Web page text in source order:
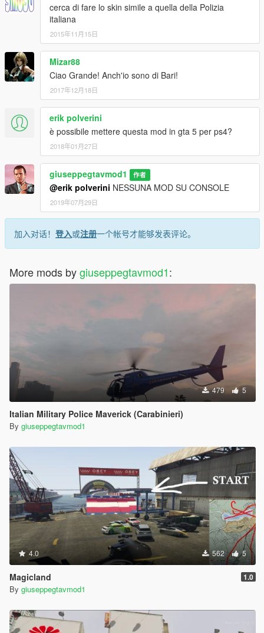
cerca di fare lo skin simile a quella della Polizia
italiana
2015年11月15日
Mizar88
Ciao Grande! Anch'io sono di Bari!
2017年12月18日
erik polverini
è possibile mettere questa mod in gta 5 per ps4?
2018年01月27日
giuseppegtavmod1 作者
@erik polverini NESSUNA MOD SU CONSOLE
2019年07月29日
加入对话！ 登入或注册一个帐号才能够发表评论。
More mods bygiuseppegtavmod1:
479 5
Italian Military Police Maverick (Carabinieri)
By giuseppegtavmod1
4.0 562 5
Magicland 1.0
By giuseppegtavmod1